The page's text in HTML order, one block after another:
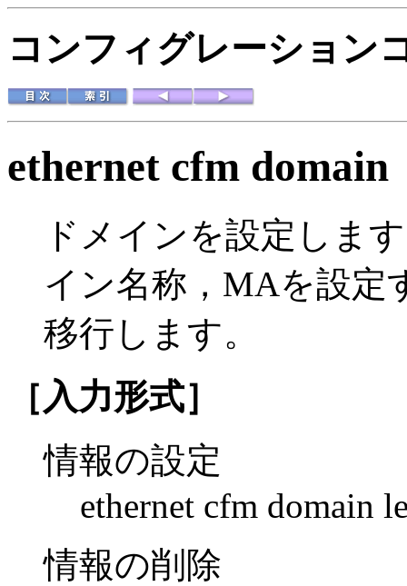
コンフィグレーション
ethernet cfm domain
ドメインを設定しま
イン名称，MAを設定
移行します。
［入力形式］
情報の設定
ethernet cfm domain
情報の削除